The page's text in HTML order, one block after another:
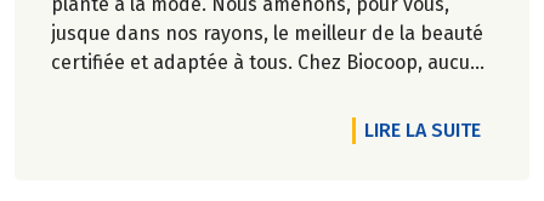
jusque dans nos rayons, le meilleur de la beauté
certifiée et adaptée à tous. Chez Biocoop, aucun
dans sa formulation. Pas besoin d'indésirables
LIRE LA SUITEDE